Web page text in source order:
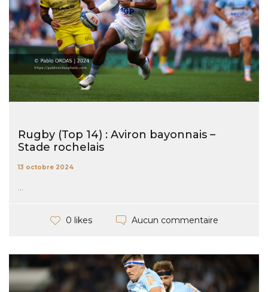
Rugby (Top 14) : Aviron bayonnais –
Stade rochelais
13 octobre 2024
...
0 likes Aucun commentaire